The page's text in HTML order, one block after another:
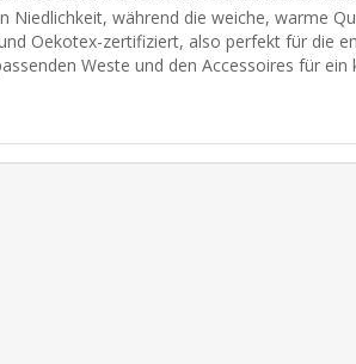
Niedlichkeit, während die weiche, warme
Oekotex-zertifiziert, also perfekt für die
Weste und den Accessoires für